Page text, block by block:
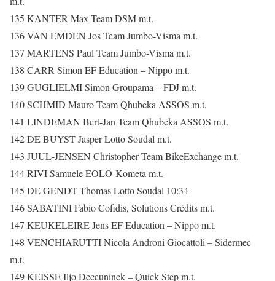
135 KANTER Max Team DSM m.t.
136 VAN EMDEN Jos Team Jumbo-Visma m.t.
137 MARTENS Paul Team Jumbo-Visma m.t.
138 CARR Simon EF Education – Nippo m.t.
139 GUGLIELMI Simon Groupama – FDJ m.t.
140 SCHMID Mauro Team Qhubeka ASSOS m.t.
141 LINDEMAN Bert-Jan Team Qhubeka ASSOS m.t.
142 DE BUYST Jasper Lotto Soudal m.t.
143 JUUL-JENSEN Christopher Team BikeExchange m.t.
144 RIVI Samuele EOLO-Kometa m.t.
145 DE GENDT Thomas Lotto Soudal 10:34
146 SABATINI Fabio Cofidis, Solutions Crédits m.t.
147 KEUKELEIRE Jens EF Education – Nippo m.t.
148 VENCHIARUTTI Nicola Androni Giocattoli – Sidermec
m.t.
149 KEISSE Iljo Deceuninck – Quick Step m.t.